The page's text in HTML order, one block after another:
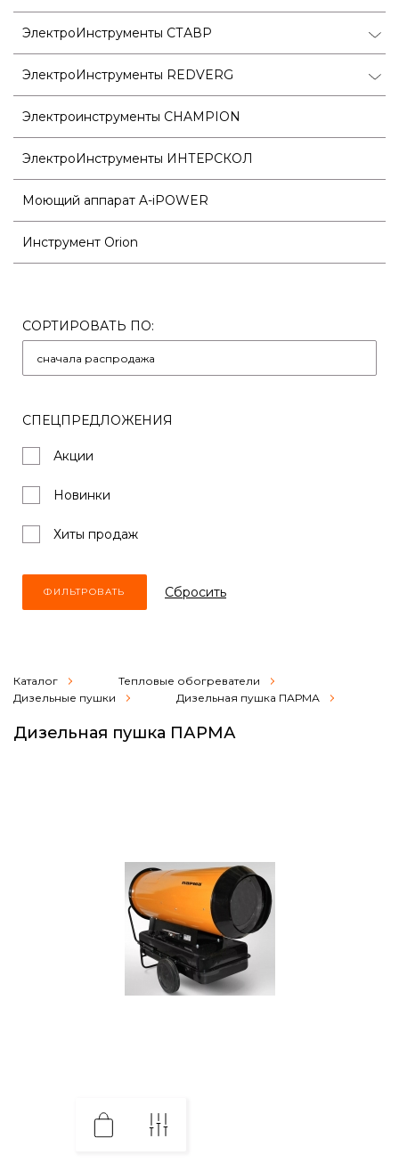
ЭлектроИнструменты СТАВР
ЭлектроИнструменты REDVERG
Электроинструменты CHAMPION
ЭлектроИнструменты ИНТЕРСКОЛ
Моющий аппарат A-iPOWER
Инструмент Orion
СОРТИРОВАТЬ ПО:
СПЕЦПРЕДЛОЖЕНИЯ
Акции
Новинки
Хиты продаж
Cбросить
Каталог
Тепловые обогреватели
Дизельные пушки
Дизельная пушка ПАРМА
Дизельная пушка ПАРМА